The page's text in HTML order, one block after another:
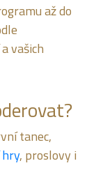
až do
vašich
tanec,
, proslovy i